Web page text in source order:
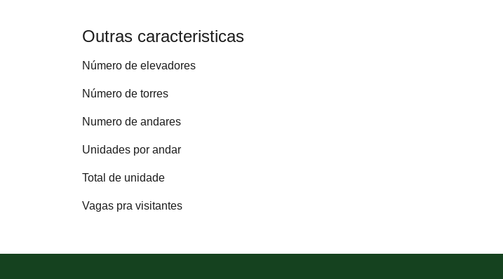
Outras caracteristicas
Número de elevadores
Número de torres
Numero de andares
Unidades por andar
Total de unidade
Vagas pra visitantes